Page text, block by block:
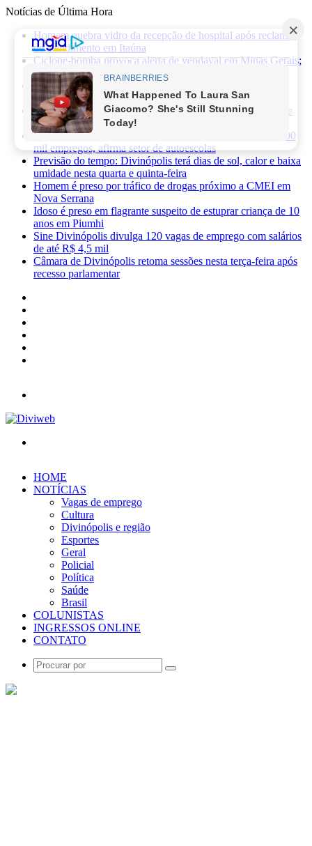
Notícias de Última Hora
Homem quebra vidro da recepção de hospital após reclamar
de atendimento em Itaúna
Ciclone-bomba provoca alerta de vendaval em Minas Gerais;
veja os impactos previstos para Divinópolis
Homem morre após sofrer choque elétrico e cair de oito
metros durante manutenção em academia
PRF apreende 75 mil maços de cigarros contrabandeados e
prende motorista na BR-262
Novas regras da CNH já provocaram perda de cerca de 100
mil empregos, afirma setor de autoescolas
Previsão do tempo: Divinópolis terá dias de sol, calor e baixa
umidade nesta quarta e quinta-feira
Homem é preso por tráfico de drogas próximo a CMEI em
Nova Serrana
Idoso é preso em flagrante suspeito de estuprar criança de 10
anos em Piumhi
Sine Divinópolis divulga 120 vagas de emprego com salários
de até R$ 4,5 mil
Câmara de Divinópolis retoma sessões nesta terça-feira após
recesso parlamentar
HOME
NOTÍCIAS
Vagas de emprego
Cultura
Divinópolis e região
Esportes
Geral
Policial
Política
Saúde
Brasil
COLUNISTAS
INGRESSOS ONLINE
CONTATO
Procurar